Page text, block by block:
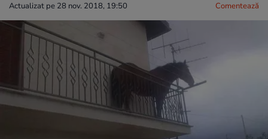
Actualizat pe 28 nov. 2018, 19:50 Comentează